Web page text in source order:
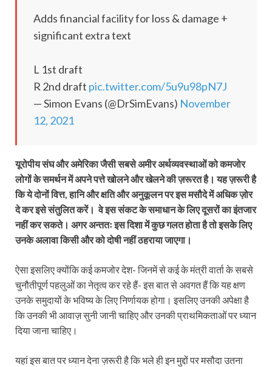
Adds financial facility for loss & damage +
significant extra text
L 1st draft
R 2nd draft pic.twitter.com/5u9u98pN7J
— Simon Evans (@DrSimEvans) November
12, 2021
यूरोपीय संघ और अमेरिका जैसी सबसे अमीर अर्थव्यवस्थाओं को कमजोर
लोगों के समर्थन में अपने पत्ते खोलने और खेलने की ज़रूरत है। यह ज़रूरी है
कि ये दोनों वित्त, हानि और क्षति और अनुकूलन पर इस मसौदे में अधिक ज़ोर
दे कर इसे संतुलित करें। वे इस संकट के समाधान के लिए दूसरों का इंतजार
नहीं कर सकते। अगर अन्ततः इस दिशा में कुछ गलत होता है तो इसके लिए
उनके अलावा किसी और को दोषी नहीं ठहराया जाएगा।
ऐसा इसलिए क्योंकि कई कमजोर देश- जिनमें से कई के मंत्री वार्ता के सबसे
चुनौतीपूर्ण पहलुओं का नेतृत्व कर रहे हैं- इस बात से अवगत हैं कि यह क्षण
उनके समुदायों के भविष्य के लिए निर्णायक होगा। इसलिए उनकी अपेक्षा है
कि उनकी भी आवाज़ सुनी जानी चाहिए और उनकी प्राथमिकताओं पर ध्यान
दिया जाना चाहिए।
यहां इस बात पर ध्यान देना ज़रूरी है कि भले ही इन मुद्दों पर मसौदा उतना